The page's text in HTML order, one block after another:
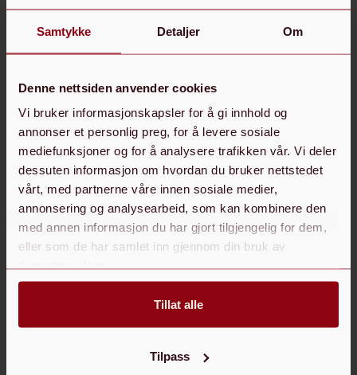
Samtykke Detaljer Om
Denne nettsiden anvender cookies
Vi bruker informasjonskapsler for å gi innhold og
annonser et personlig preg, for å levere sosiale
mediefunksjoner og for å analysere trafikken vår. Vi deler
dessuten informasjon om hvordan du bruker nettstedet
vårt, med partnerne våre innen sosiale medier,
annonsering og analysearbeid, som kan kombinere den
med annen informasjon du har gjort tilgjengelig for dem,
eller som de har samlet inn gjennom din bruk av
tjenestene deres.
Tillat alle
Tilpass
Veterinær og klinikkleder, GPCert(SADen&Os)